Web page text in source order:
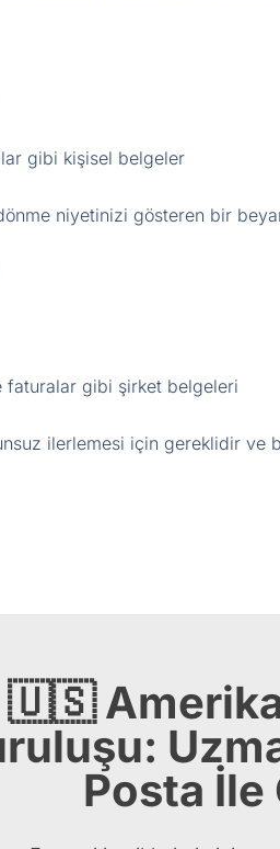
gibi kişisel belgeler
niyetinizi gösteren bir
faturalar gibi şirket belgeleri
ilerlemesi için gereklidir ve
🇺🇸
Posta İle